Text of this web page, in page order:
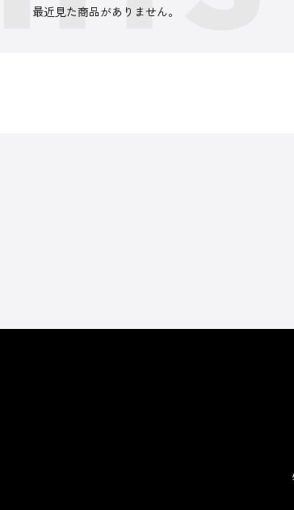
最近見た商品がありません。